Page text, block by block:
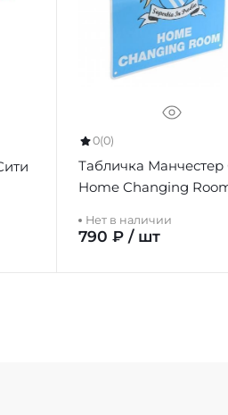
0(0)
Табличка Манчестер
Home Changing
Нет в наличии
790 ₽ / шт